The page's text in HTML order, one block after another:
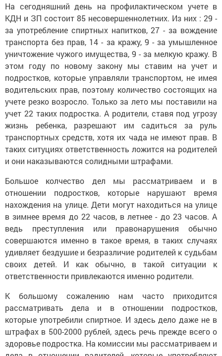
На сегодняшний день на профилактическом учете в
КДН и ЗП состоит 85 несовершеннолетних. Из них : 29 -
за употребление спиртных напитков, 27 - за вождение
транспорта без прав, 14 - за кражу, 9 - за умышленное
уничтожение чужого имущества, 9 - за мелкую кражу. В
этом году по новому закону мы ставим на учет и
подростков, которые управляли транспортом, не имея
водительских прав, поэтому количество состоящих на
учете резко возросло. Только за лето мы поставили на
учет 22 таких подростка. А родители, ставя под угрозу
жизнь ребенка, разрешают им садиться за руль
транспортных средств, хотя их чада не имеют прав. В
таких ситуциях ответственность ложится на родителей
и они наказываются солидными штрафами.
Большое колчество дел мы рассматриваем и в
отношении подростков, которые нарушают время
нахождения на улице. Дети могут находиться на улице
в зимнее время до 22 часов, в летнее - до 23 часов. А
ведь преступления или правонарушения обычно
совершаются именно в такое время, в таких случаях
удивляет бездушие и безразличие родителей к судьбам
своих детей. И как обычно, в такой ситуации к
ответственности привлекаются именно родители.
К большому сожалению нам часто приходится
рассматривать дела и в отношении подростков,
которые употребили спиртное. И здесь дело даже не в
штрафах в 500-2000 рублей, здесь речь прежде всего о
здоровье подростка. На комиссии мы рассматриваем и